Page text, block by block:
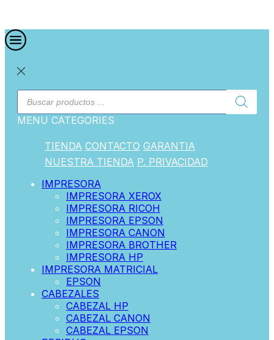
MENU CATEGORIES
TIENDA CONTACTO GARANTIA
NUESTRA TIENDA P. PRIVACIDAD
IMPRESORA
IMPRESORA XEROX
IMPRESORA RICOH
IMPRESORA EPSON
IMPRESORA CANON
IMPRESORA BROTHER
IMPRESORA HP
IMPRESORA MATRICIAL
EPSON
CABEZALES
CABEZAL HP
CABEZAL CANON
CABEZAL EPSON